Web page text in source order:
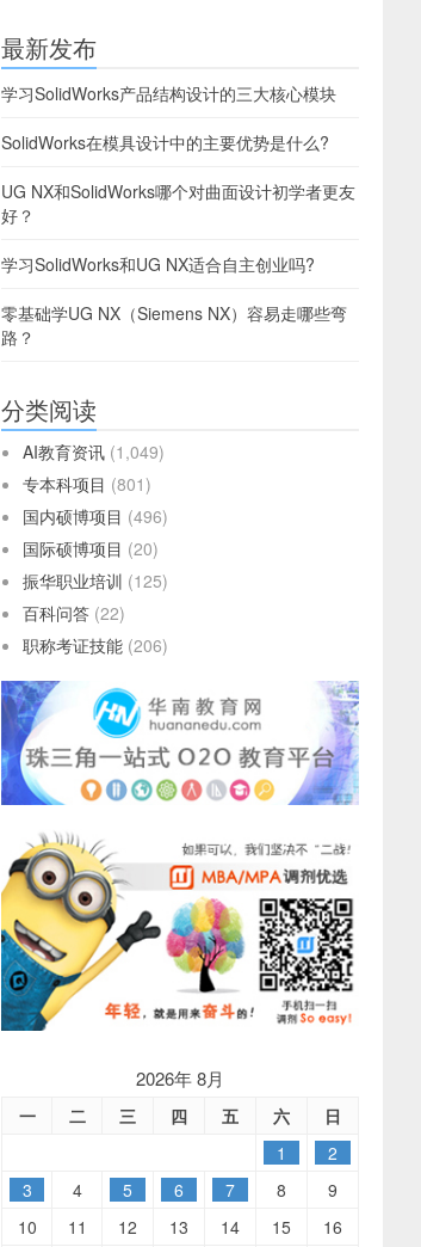
最新发布
学习SolidWorks产品结构设计的三大核心模块
SolidWorks在模具设计中的主要优势是什么?
UG NX和SolidWorks哪个对曲面设计初学者更友
好？
学习SolidWorks和UG NX适合自主创业吗?
零基础学UG NX（Siemens NX）容易走哪些弯
路？
分类阅读
AI教育资讯 (1,049)
专本科项目 (801)
国内硕博项目 (496)
国际硕博项目 (20)
振华职业培训 (125)
百科问答 (22)
职称考证技能 (206)
2026年 8月
一 二 三 四 五 六
日
1
2
3
4 5 6 7 8
9
10
11 12 13 14 15
16